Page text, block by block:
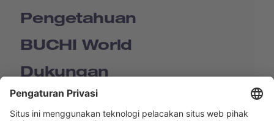
Pengetahuan
BUCHI World
Dukungan
Shop